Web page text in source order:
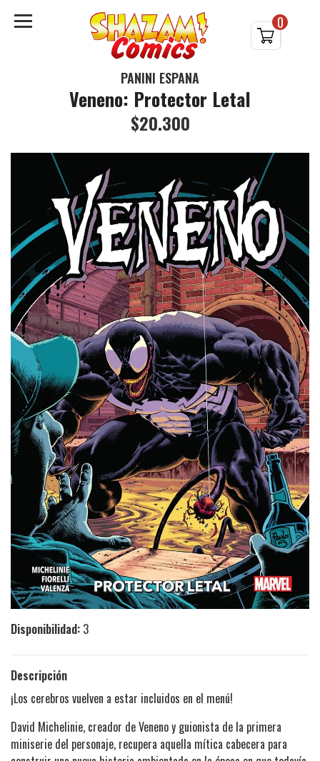
0
PANINI ESPAÑA
Veneno: Protector Letal
$20.300
Disponibilidad: 3
Descripción
¡Los cerebros vuelven a estar incluidos en el menú!
David Michelinie, creador de Veneno y guionista de la primera
miniserie del personaje, recupera aquella mítica cabecera para